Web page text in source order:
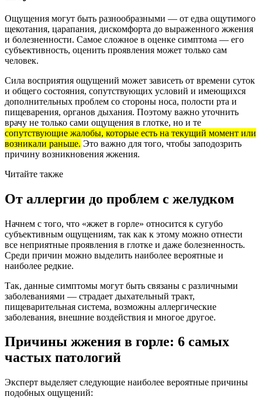
Ощущения могут быть разнообразными — от едва ощутимого
щекотания, царапания, дискомфорта до выраженного жжения
и болезненности. Самое сложное в оценке симптома — его
субъективность, оценить проявления может только сам
человек.
Сила восприятия ощущений может зависеть от времени суток
и общего состояния, сопутствующих условий и имеющихся
дополнительных проблем со стороны носа, полости рта и
пищеварения, органов дыхания. Поэтому важно уточнить
врачу не только сами ощущения в глотке, но и те
сопутствующие жалобы, которые есть на текущий момент или
возникали раньше. Это важно для того, чтобы заподозрить
причину возникновения жжения.
Читайте также
От аллергии до проблем с желудком
Начнем с того, что «жжет в горле» относится к сугубо
субъективным ощущениям, так как к этому можно отнести
все неприятные проявления в глотке и даже болезненность.
Среди причин можно выделить наиболее вероятные и
наиболее редкие.
Так, данные симптомы могут быть связаны с различными
заболеваниями — страдает дыхательный тракт,
пищеварительная система, возможны аллергические
заболевания, внешние воздействия и многое другое.
Причины жжения в горле: 6 самых
частых патологий
Эксперт выделяет следующие наиболее вероятные причины
подобных ощущений: